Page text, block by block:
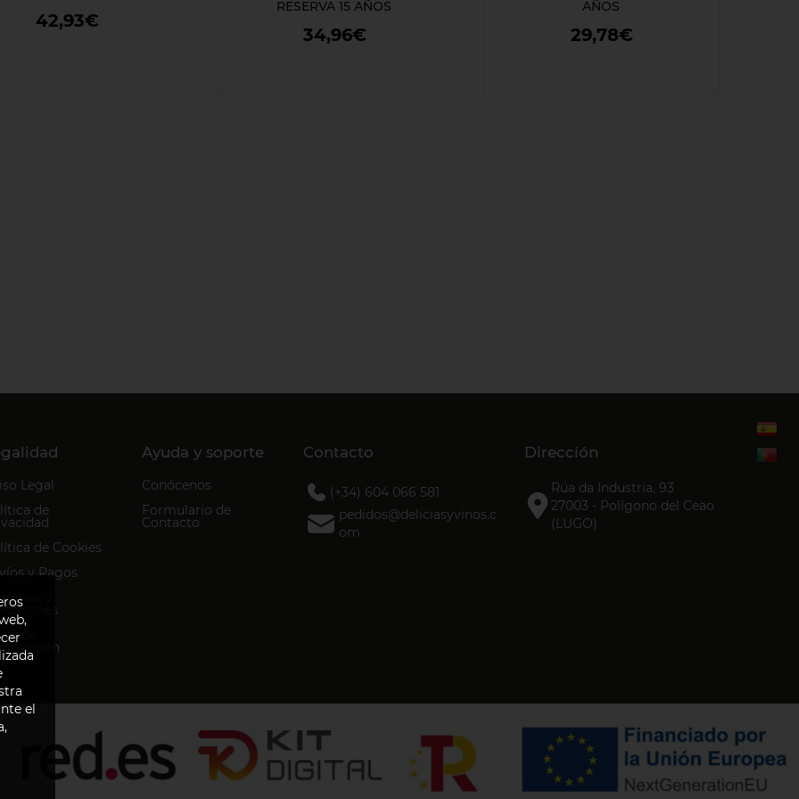
42,93€
RESERVA 15 AÑOS
34,96€
AÑOS
29,78€
el
Legal
de
de Cookies
y Pagos
y
de
Ayuda y soporte
Conócenos
Formulario de
Contacto
Contacto
(+34) 604 066 581
pedidos@deliciasyvinos.c
om
Dirección
Rúa da Industria, 93
27003 - Polígono del Ceao
(LUGO)